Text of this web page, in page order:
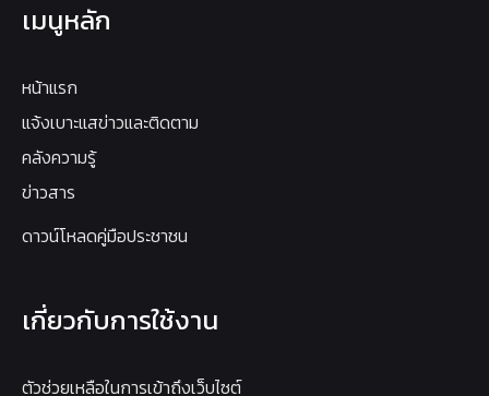
เมนูหลัก
หน้าแรก
แจ้งเบาะแสข่าวและติดตาม
คลังความรู้
ข่าวสาร
ดาวน์โหลดคู่มือประชาชน
เกี่ยวกับการใช้งาน
ตัวช่วยเหลือในการเข้าถึงเว็บไซต์